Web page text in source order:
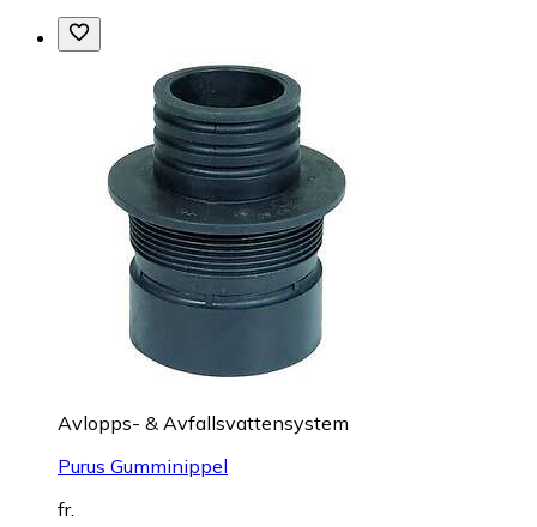
Avlopps- & Avfallsvattensystem
Purus Gumminippel
fr.